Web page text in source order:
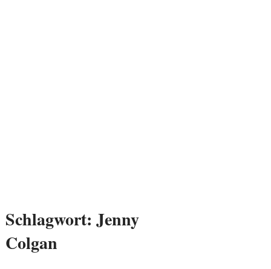
Schlagwort: Jenny
Colgan